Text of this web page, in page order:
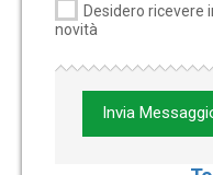
Desidero ricevere
novità
Invia